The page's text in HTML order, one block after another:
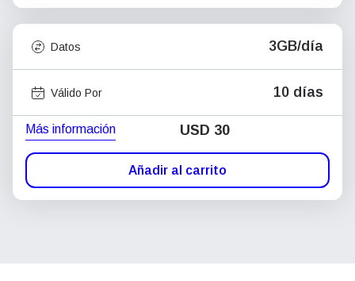
Datos 3GB/día
Válido Por 10 días
Más información USD 30
Añadir al carrito